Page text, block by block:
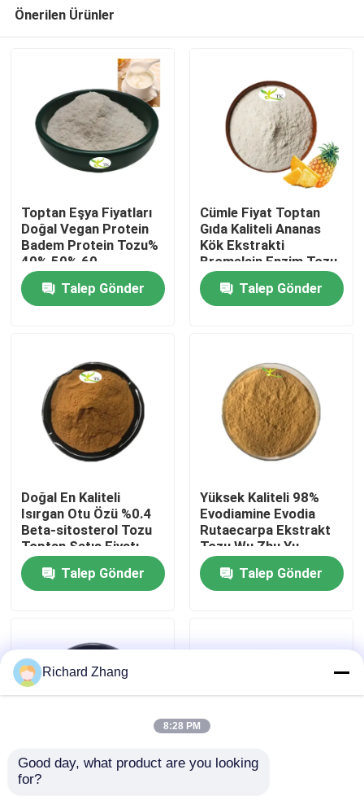
Ürün
Hakkımızda
Fabrika turu
Kalite Kontrolü
Bizimle İletişim
Bir teklif isteği
Bitki Özü Tozu
Önerilen Ürünler
Toptan Eşya Fiyatları
Doğal Vegan Protein
Badem Protein Tozu%
40% 50% 60
Talep Gönder
Cümle Fiyat Toptan
Gıda Kaliteli Ananas
Kök Ekstrakti
Bromelain Enzim Tozu
1200/2400 GDU
Talep Gönder
Doğal En Kaliteli
Isırgan Otu Özü %0.4
Beta-sitosterol Tozu
Toptan Satış Fiyatı
Talep Gönder
Yüksek Kaliteli 98%
Evodiamine Evodia
Rutaecarpa Ekstrakt
Tozu Wu Zhu Yu
Ekstrakt Tozu
Talep Gönder
Toptan Gıda Sınıfı
Richard Zhang
8:28 PM
Good day, what product are you looking
for?